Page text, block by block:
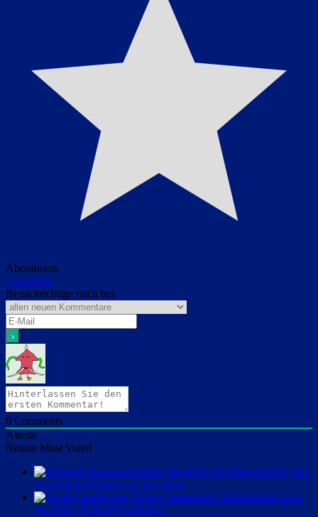
Abonnieren
Anmelden
Benachrichtige mich bei
0 Comments
Älteste
Neuste Most Voted
Streamer Zuschauerzahlen: Das
vergebliche Warten auf den Hype
Twitch Impressum: Missachtung kann
ein hohes Bußgeld bedeuten!